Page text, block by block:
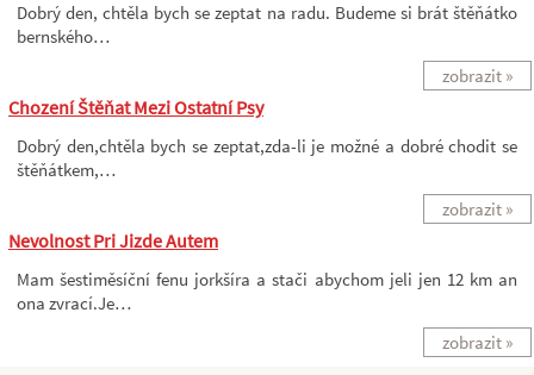
Dobrý den, chtěla bych se zeptat na radu. Budeme si brát štěňátko
bernského…
zobrazit »
Chození Štěňat Mezi Ostatní Psy
Dobrý den,chtěla bych se zeptat,zda-li je možné a dobré chodit se
štěňátkem,…
zobrazit »
Nevolnost Pri Jizde Autem
Mam šestiměsíční fenu jorkšíra a stači abychom jeli jen 12 km an
ona zvrací.Je…
zobrazit »